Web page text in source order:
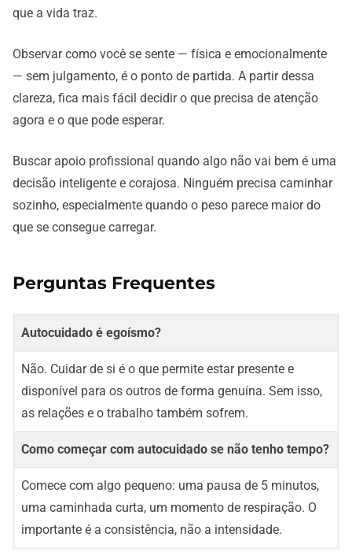
que a vida traz.
Observar como você se sente — física e emocionalmente
— sem julgamento, é o ponto de partida. A partir dessa
clareza, fica mais fácil decidir o que precisa de atenção
agora e o que pode esperar.
Buscar apoio profissional quando algo não vai bem é uma
decisão inteligente e corajosa. Ninguém precisa caminhar
sozinho, especialmente quando o peso parece maior do
que se consegue carregar.
Perguntas Frequentes
Autocuidado é egoísmo?
Não. Cuidar de si é o que permite estar presente e
disponível para os outros de forma genuína. Sem isso,
as relações e o trabalho também sofrem.
Como começar com autocuidado se não tenho tempo?
Comece com algo pequeno: uma pausa de 5 minutos,
uma caminhada curta, um momento de respiração. O
importante é a consistência, não a intensidade.